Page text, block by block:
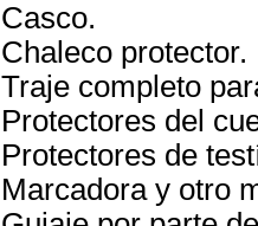
Casco.
Chaleco protector.
Traje completo
Protectores del
Protectores de
Marcadora y otro